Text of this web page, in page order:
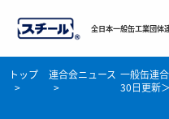
全日本一般缶工業団体
トップ 連合会ニュース 一般缶連
30日更新＞